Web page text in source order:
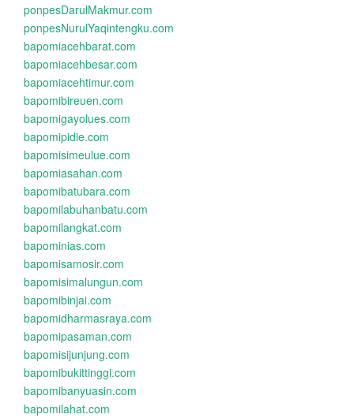
ponpesDarulMakmur.com
ponpesNurulYaqintengku.com
bapomiacehbarat.com
bapomiacehbesar.com
bapomiacehtimur.com
bapomibireuen.com
bapomigayolues.com
bapomipidie.com
bapomisimeulue.com
bapomiasahan.com
bapomibatubara.com
bapomilabuhanbatu.com
bapomilangkat.com
bapominias.com
bapomisamosir.com
bapomisimalungun.com
bapomibinjai.com
bapomidharmasraya.com
bapomipasaman.com
bapomisijunjung.com
bapomibukittinggi.com
bapomibanyuasin.com
bapomilahat.com